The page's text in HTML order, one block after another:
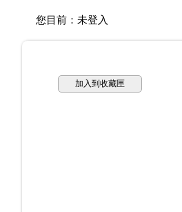
您目前： 未登入
加入到收藏匣